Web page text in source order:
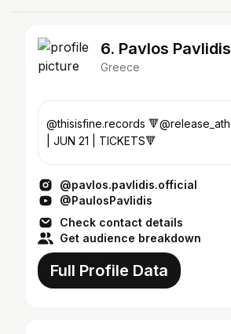
6. Pavlos Pavlidis
Greece
@thisisfine.records 🔻@release_athens FESTIVAL
| JUN 21 | TICKETS🔻
@pavlos.pavlidis.official
@PaulosPavlidis
Check contact details
Get audience breakdown
Full Profile Data